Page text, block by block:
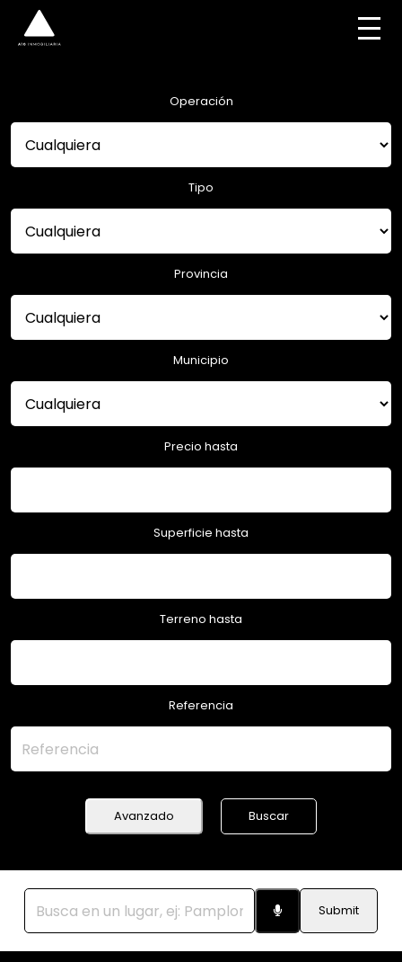
Operación
Tipo
Provincia
Municipio
Precio hasta
Superficie hasta
Terreno hasta
Referencia
Avanzado Buscar
Submit